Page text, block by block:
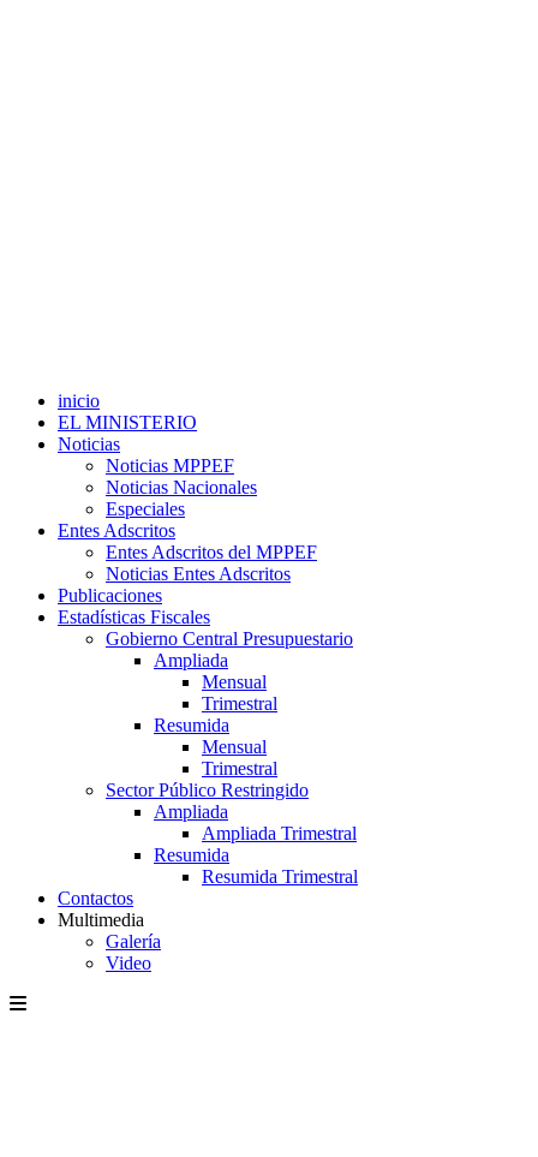
inicio
EL MINISTERIO
Noticias
Noticias MPPEF
Noticias Nacionales
Especiales
Entes Adscritos
Entes Adscritos del MPPEF
Noticias Entes Adscritos
Publicaciones
Estadísticas Fiscales
Gobierno Central Presupuestario
Ampliada
Mensual
Trimestral
Resumida
Mensual
Trimestral
Sector Público Restringido
Ampliada
Ampliada Trimestral
Resumida
Resumida Trimestral
Contactos
Multimedia
Galería
Video